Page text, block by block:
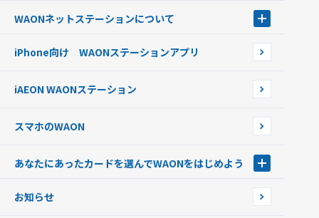
銀行口座・ATMからチャージする
オートチャージ
ポイントからチャージする
チャージ上限金額の変更について
WAON POINTサービス会員登録に伴う個人データの共同利用のお知
WAONネットステーションについて
WAONネットステーションWAON端末について
iPhone向け WAONステーションアプリ
iAEON WAONステーション
スマホのWAON
あなたにあったカードを選んでWAONをはじめよう
フードバンク応援WAON
お知らせ